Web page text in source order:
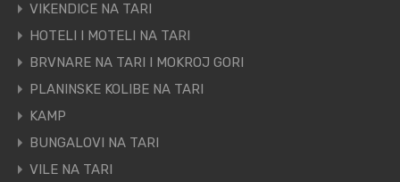
VIKENDICE NA TARI
HOTELI I MOTELI NA TARI
BRVNARE NA TARI I MOKROJ GORI
PLANINSKE KOLIBE NA TARI
KAMP
BUNGALOVI NA TARI
VILE NA TARI